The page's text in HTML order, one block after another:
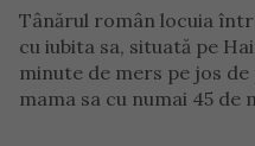
Tânărul român locuia
cu iubita sa, situată pe
minute de mers pe jos
mama sa cu numai 45